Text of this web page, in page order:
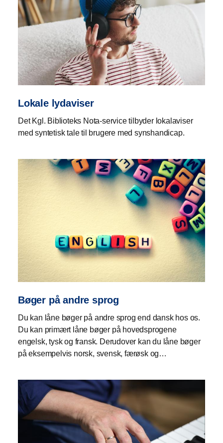
Lokale lydaviser
Det Kgl. Biblioteks Nota-service tilbyder lokalaviser
med syntetisk tale til brugere med synshandicap.
Bøger på andre sprog
Du kan låne bøger på andre sprog end dansk hos os.
Du kan primært låne bøger på hovedsprogene
engelsk, tysk og fransk. Derudover kan du låne bøger
på eksempelvis norsk, svensk, færøsk og…